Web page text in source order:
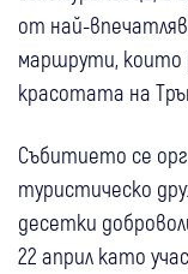
от най-
маршрути, които
красотата на
Събитието се
туристическо
десетки
22 април като